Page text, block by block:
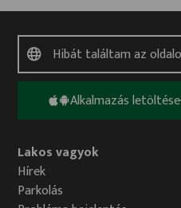
Alkalmazás letöltése
Lakos vagyok
Hírek
Parkolás